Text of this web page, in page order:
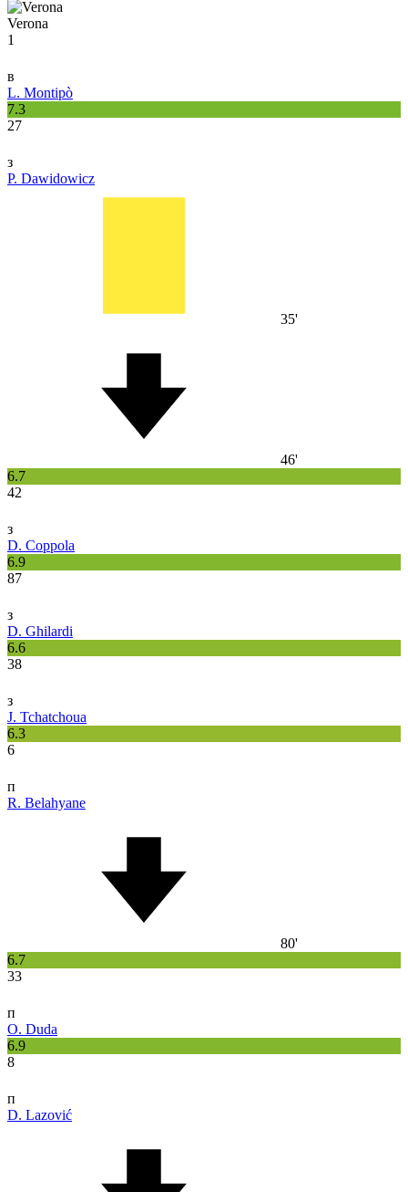
Verona
1
в
L. Montipò
7.3
27
з
P. Dawidowicz
35'
46'
6.7
42
з
D. Coppola
6.9
87
з
D. Ghilardi
6.6
38
з
J. Tchatchoua
6.3
6
п
R. Belahyane
80'
6.7
33
п
O. Duda
6.9
8
п
D. Lazović